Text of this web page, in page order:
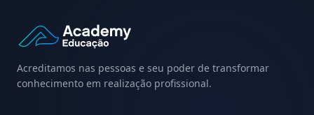
Acreditamos nas pessoas e seu poder de transformar
conhecimento em realização profissional.